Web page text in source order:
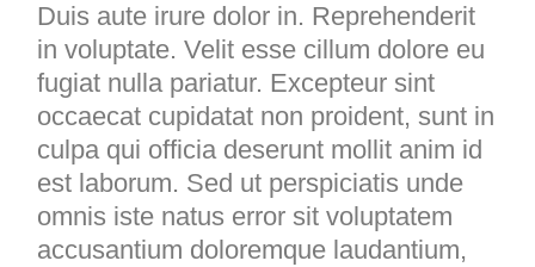
Duis aute irure dolor in. Reprehenderit
in voluptate. Velit esse cillum dolore eu
fugiat nulla pariatur. Excepteur sint
occaecat cupidatat non proident, sunt in
culpa qui officia deserunt mollit anim id
est laborum. Sed ut perspiciatis unde
omnis iste natus error sit voluptatem
accusantium doloremque laudantium,